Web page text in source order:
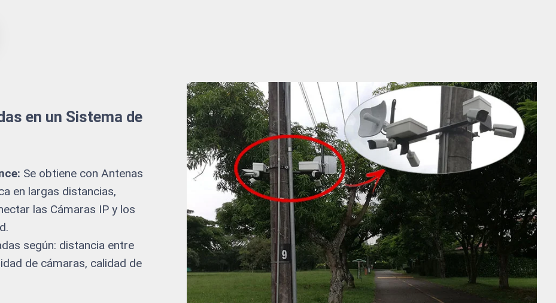
en un Sistema de
Se obtiene con Antenas
en largas distancias,
las Cámaras IP y los
según: distancia entre
de cámaras, calidad de